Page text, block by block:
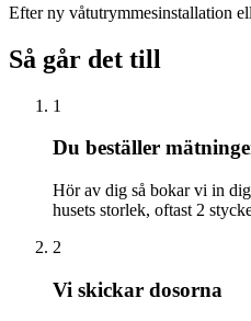
Efter ny våtutrymmesinstallation
Så går det till
1
Du beställer
Hör av dig så bokar vi in
husets storlek, oftast 2
2
Vi skickar dosorna